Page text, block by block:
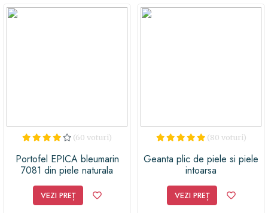
care va sublinia frumusețea și personalitatea ei.
(60 voturi)
Portofel EPICA bleumarin
7081 din piele naturala
VEZI PREȚ
(80 voturi)
Geanta plic de piele si piele
intoarsa
VEZI PREȚ